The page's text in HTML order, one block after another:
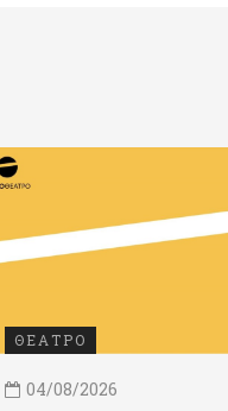
ΘΕΑΤΡΟ
04/08/2026